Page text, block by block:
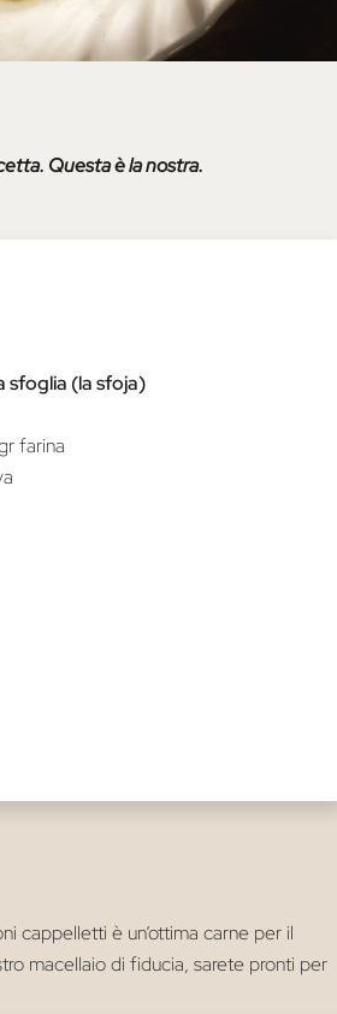
Questa è la nostra.
sfoglia (la sfoja)
farina
cappelletti è un’ottima carne per il
macellaio di fiducia, sarete pronti per